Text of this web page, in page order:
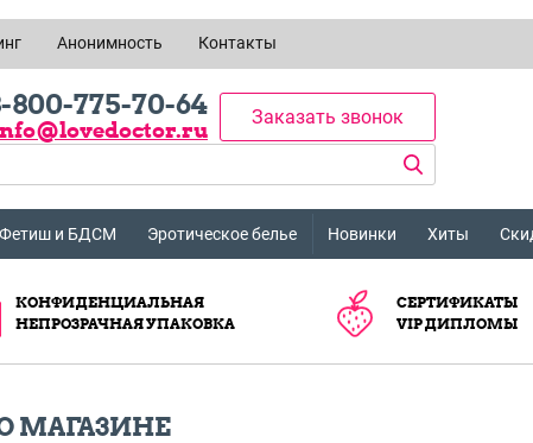
Анонимность Контакты
800-775-70-64 Заказать звонок
Фетиш и БДСМ Эротическое белье Новинки Хиты
КОНФИДЕНЦИАЛЬНАЯ
НЕПРОЗРАЧНАЯ УПАКОВКА
СЕРТИФИКАТЫ
VIP ДИПЛОМЫ
МАГАЗИНЕ